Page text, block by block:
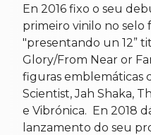
En 2016 fixo o seu
primeiro vinilo no selo
"presentando un 12”
Glory/From Near or
figuras emblemáticas
Scientist, Jah Shaka,
e Vibrónica. En 2018
lanzamento do seu